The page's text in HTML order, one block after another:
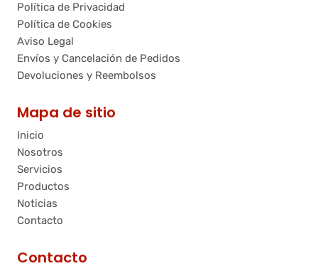
Política de Privacidad
Política de Cookies
Aviso Legal
Envíos y Cancelación de Pedidos
Devoluciones y Reembolsos
Mapa de sitio
Inicio
Nosotros
Servicios
Productos
Noticias
Contacto
Contacto